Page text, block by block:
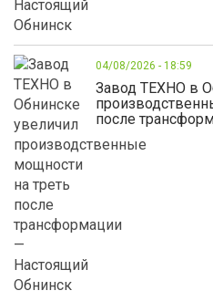
04/08/2026 - 18:59
Завод ТЕХНО в
после